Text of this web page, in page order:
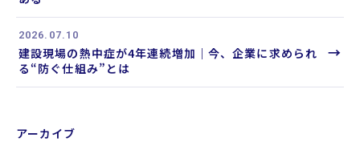
2026.07.10
建設現場の熱中症が4年連続増加｜今、企業に求められ
る“防ぐ仕組み”とは
→
アーカイブ